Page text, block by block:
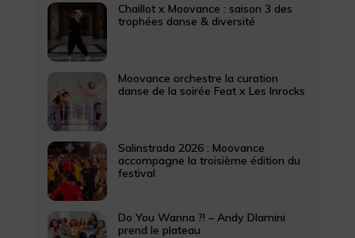
Chaillot x Moovance : saison 3 des
trophées danse & diversité
Moovance orchestre la curation
danse de la soirée Feat x Les Inrocks
Salinstrada 2026 : Moovance
accompagne la troisième édition du
festival
Do You Wanna ?! – Andy Dlamini
prend le plateau